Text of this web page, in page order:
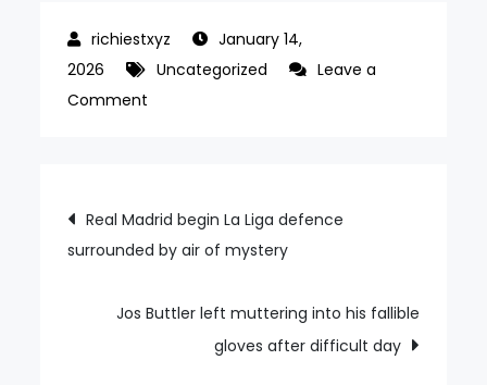
January 14,
2026
Uncategorized
Leave a
Comment
to
offer
City
Post
navigation
Real Madrid begin La Liga defence
surrounded by air of mystery
Jos Buttler left muttering into his fallible
gloves after difficult day